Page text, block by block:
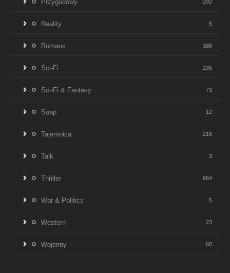
Przygodowy 292
Reality 5
Romans 388
Sci-Fi 235
Sci-Fi & Fantasy 73
Soap 12
Tajemnica 216
Talk 3
Thriller 664
War & Politics 5
Western 23
Wojenny 60